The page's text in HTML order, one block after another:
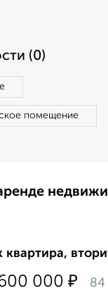
(0)
помещение
квартира,
000 ₽ 84